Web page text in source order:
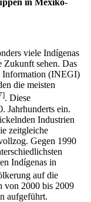
in Mexiko-
viele Indígenas
Zukunft sehen. Das
(INEGI)
die meisten
. Diese
Jahrhunderts ein.
Industrien
zeitgleiche
Gegen 1990
Indígenas in
auf die
2000 bis 2009